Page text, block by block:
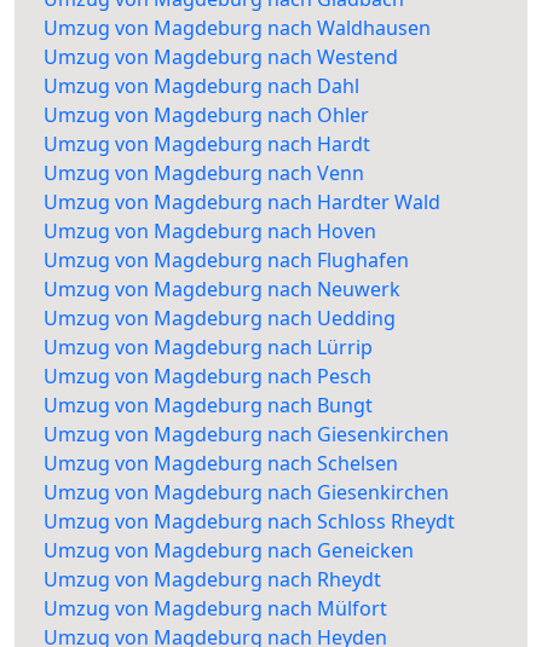
Umzug von Magdeburg nach Waldhausen
Umzug von Magdeburg nach Westend
Umzug von Magdeburg nach Dahl
Umzug von Magdeburg nach Ohler
Umzug von Magdeburg nach Hardt
Umzug von Magdeburg nach Venn
Umzug von Magdeburg nach Hardter Wald
Umzug von Magdeburg nach Hoven
Umzug von Magdeburg nach Flughafen
Umzug von Magdeburg nach Neuwerk
Umzug von Magdeburg nach Uedding
Umzug von Magdeburg nach Lürrip
Umzug von Magdeburg nach Pesch
Umzug von Magdeburg nach Bungt
Umzug von Magdeburg nach Giesenkirchen
Umzug von Magdeburg nach Schelsen
Umzug von Magdeburg nach Giesenkirchen
Umzug von Magdeburg nach Schloss Rheydt
Umzug von Magdeburg nach Geneicken
Umzug von Magdeburg nach Rheydt
Umzug von Magdeburg nach Mülfort
Umzug von Magdeburg nach Heyden